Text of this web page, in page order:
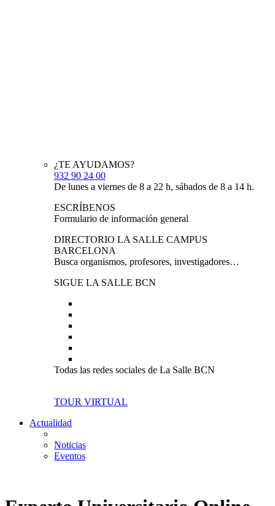
¿TE AYUDAMOS?
932 90 24 00
De lunes a viernes de 8 a 22 h, sábados de 8 a 14 h.
ESCRÍBENOS
Formulario de información general
DIRECTORIO LA SALLE CAMPUS
BARCELONA
Busca organismos, profesores, investigadores…
SIGUE LA SALLE BCN
Todas las redes sociales de La Salle BCN
TOUR VIRTUAL
Actualidad
Noticias
Eventos